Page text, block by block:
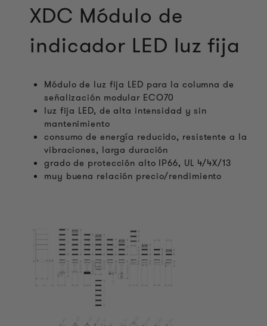
XDC Módulo de
indicador LED luz fija
Módulo de luz fija LED para la columna de
señalización modular ECO70
luz fija LED, de alta intensidad y sin
mantenimiento
consumo de energía reducido, resistente a la
vibraciones, larga duración
grado de protección alto IP66, UL 4/4X/13
muy buena relación precio/rendimiento